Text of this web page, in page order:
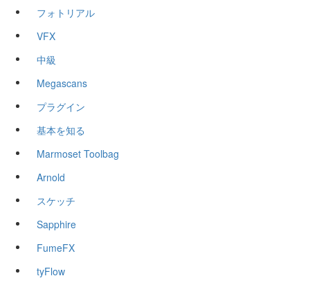
フォトリアル
VFX
中級
Megascans
プラグイン
基本を知る
Marmoset Toolbag
Arnold
スケッチ
Sapphire
FumeFX
tyFlow